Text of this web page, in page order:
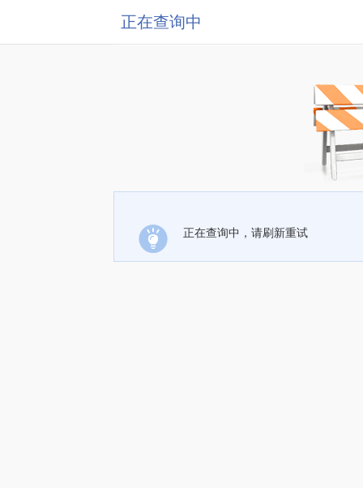
正在查询中
正在查询中，请刷新重试